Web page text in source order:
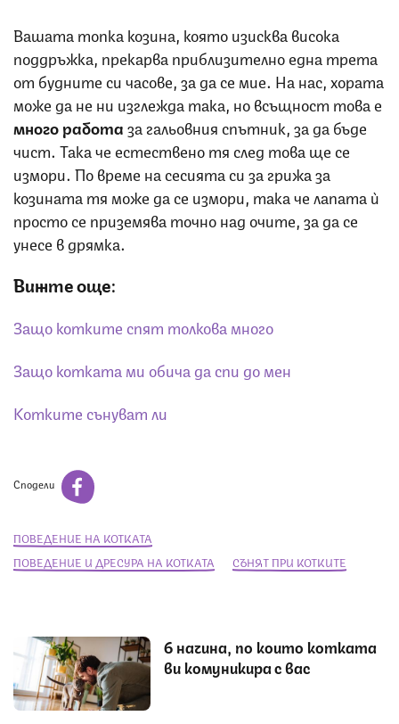
Вашата топка козина, която изисква висока
поддръжка, прекарва приблизително една трета
от будните си часове, за да се мие. На нас, хората
може да не ни изглежда така, но всъщност това е
много работаза гальовния спътник, за да бъде
чист. Така че естествено тя след това ще се
измори. По време на сесията си за грижа за
козината тя може да се измори, така че лапата ѝ
просто се приземява точно над очите, за да се
унесе в дрямка.
Вижте още:
Защо котките спят толкова много
Защо котката ми обича да спи до мен
Котките сънуват ли
Сподели
ПОВЕДЕНИЕ НА КОТКАТА
ПОВЕДЕНИЕ И ДРЕСУРА НА КОТКАТА
СЪНЯТ ПРИ КОТКИТЕ
6 начина, по които котката
ви комуникира с вас